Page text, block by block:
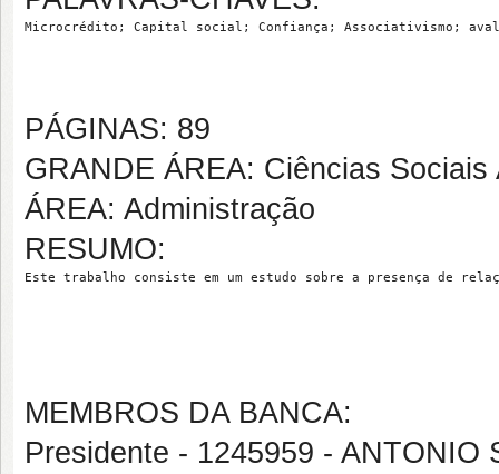
Microcrédito; Capital social; Confiança; Associativismo;
PÁGINAS: 89
GRANDE ÁREA: Ciências Sociais
ÁREA: Administração
RESUMO:
Este trabalho consiste em um estudo sobre a presença de
MEMBROS DA BANCA:
Presidente - 1245959 - ANTONIO